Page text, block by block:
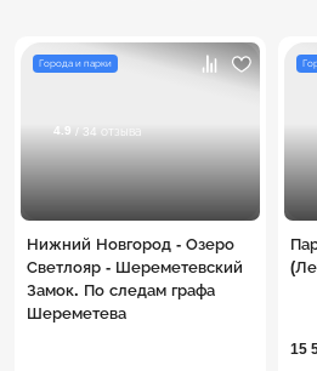
Города и парки
4.9 / 34 отзыва
Нижний Новгород - Озеро
Светлояр - Шереметевский
Замок. По следам графа
Шереметева
15